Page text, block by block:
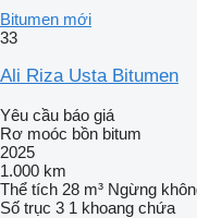
Bitumen mới
33
Ali Riza Usta Bitumen
Yêu cầu báo giá
Rơ moóc bồn bitum
2025
1.000 km
Thể tích 28 m³ Ngừng
Số trục 3 1 khoang chứa